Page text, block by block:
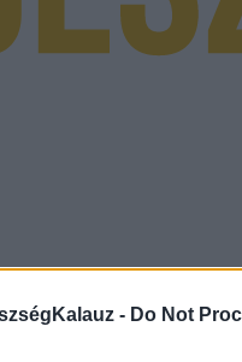
- Do Not